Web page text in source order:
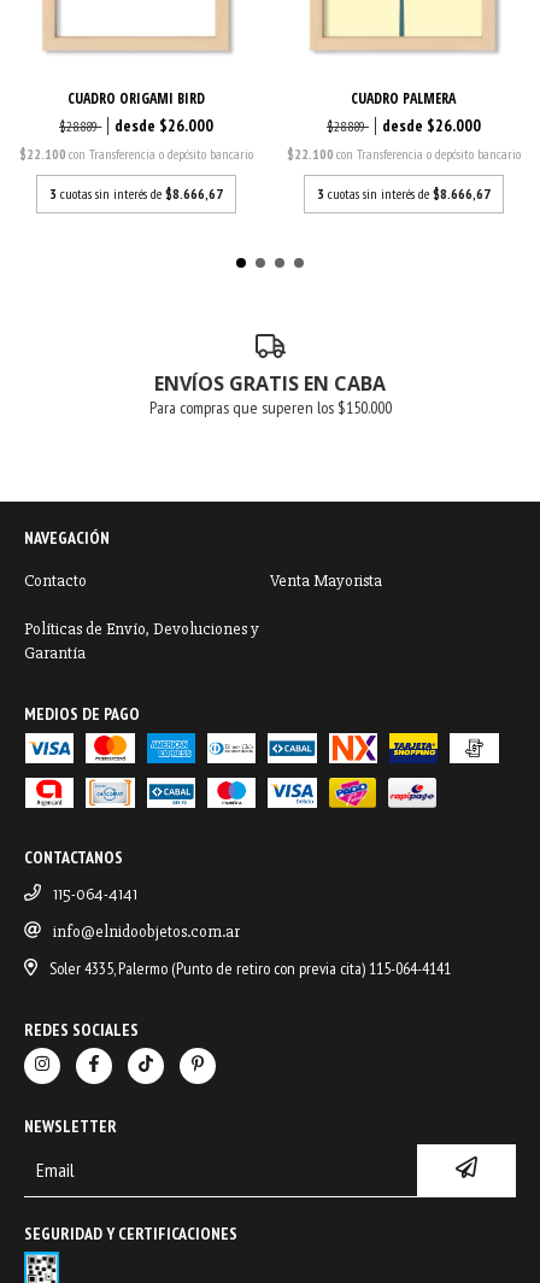
CUADRO ORIGAMI BIRD
$28.889 $26.000
$22.100con Transferencia o depósito bancario
3 cuotas sin interés de$8.666,67
CUADRO PALMERA
$28.889 $26.000
$22.100 con Transferencia o depósito bancario
3 cuotas sin interés de $8.666,67
ENVÍOS GRATIS EN CABA
Para compras que superen los $150.000
NAVEGACIÓN
Contacto Venta Mayorista
Políticas de Envío, Devoluciones y
Garantía
MEDIOS DE PAGO
CONTACTANOS
115-064-4141
info@elnidoobjetos.com.ar
Soler 4335, Palermo (Punto de retiro con previa cita) 115-064-4141
REDES SOCIALES
NEWSLETTER
SEGURIDAD Y CERTIFICACIONES